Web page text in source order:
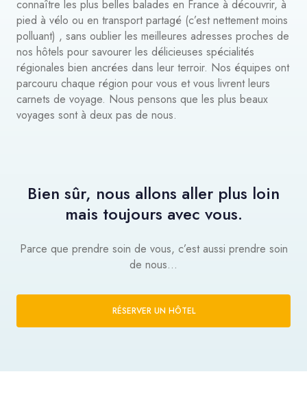
connaître les plus belles balades en France à découvrir, à
pied à vélo ou en transport partagé (c’est nettement moins
polluant) , sans oublier les meilleures adresses proches de
nos hôtels pour savourer les délicieuses spécialités
régionales bien ancrées dans leur terroir. Nos équipes ont
parcouru chaque région pour vous et vous livrent leurs
carnets de voyage. Nous pensons que les plus beaux
voyages sont à deux pas de nous.
Bien sûr, nous allons aller plus loin
mais toujours avec vous.
Parce que prendre soin de vous, c’est aussi prendre soin
de nous...
RÉSERVER UN HÔTEL